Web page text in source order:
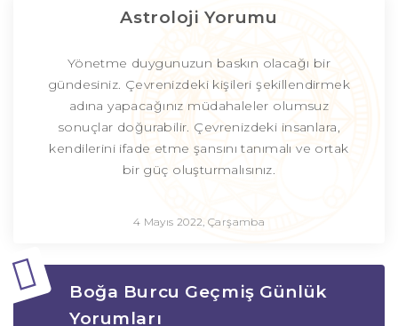
Astroloji Yorumu
Yönetme duygunuzun baskın olacağı bir
gündesiniz. Çevrenizdeki kişileri şekillendirmek
adına yapacağınız müdahaleler olumsuz
sonuçlar doğurabilir. Çevrenizdeki insanlara,
kendilerini ifade etme şansını tanımalı ve ortak
bir güç oluşturmalısınız.
4 Mayıs 2022, Çarşamba
Boğa Burcu Geçmiş Günlük
Yorumları